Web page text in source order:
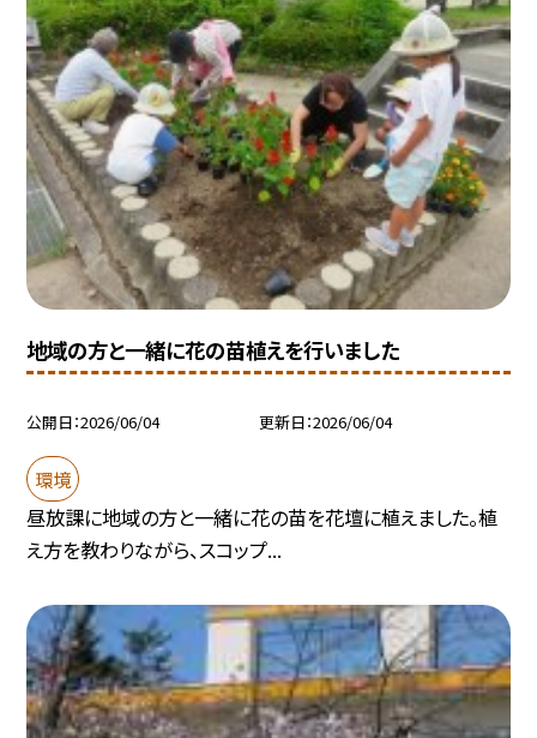
地域の方と一緒に花の苗植えを行いました
公開日 2026/06/04 更新日 2026/06/04
環境
昼放課に地域の方と一緒に花の苗を花壇に植えました。植
え方を教わりながら、スコップ...